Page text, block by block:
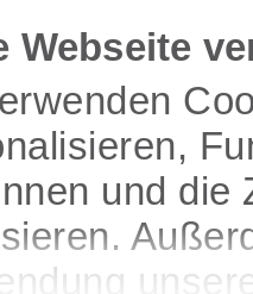
Webseite
und die